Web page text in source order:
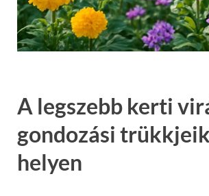
A legszebb kerti
gondozási
helyen